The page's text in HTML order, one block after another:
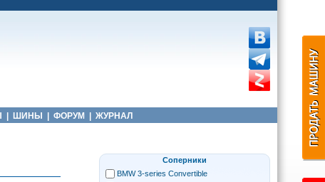
ШИНЫ ФОРУМ ЖУРНАЛ
Соперники
BMW 3-series Convertible